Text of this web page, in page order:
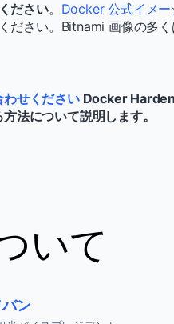
ださい。 Docker 公式イメ
ださい。Bitnami 画像の多
せくださいDocker
法について説明します。
いて
ン